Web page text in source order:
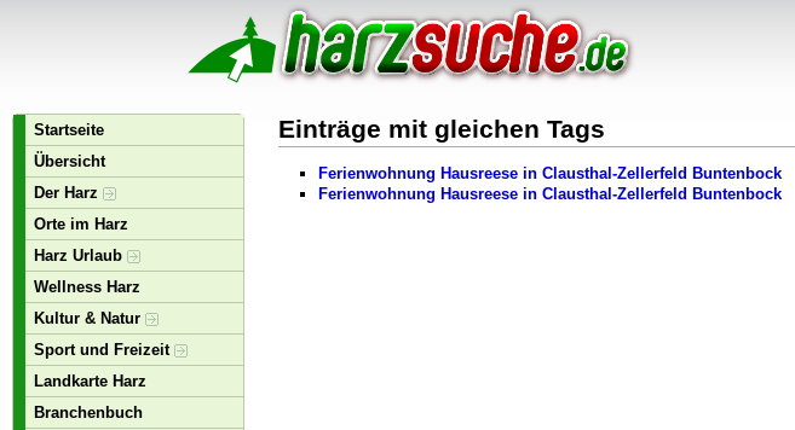
Startseite
Übersicht
Der Harz
Orte im Harz
Harz Urlaub
Wellness Harz
Kultur & Natur
Sport und Freizeit
Landkarte Harz
Branchenbuch
Einträge mit gleichen Tags
Ferienwohnung Hausreese in Clausthal-Zellerfeld Buntenbock
Ferienwohnung Hausreese in Clausthal-Zellerfeld Buntenbock